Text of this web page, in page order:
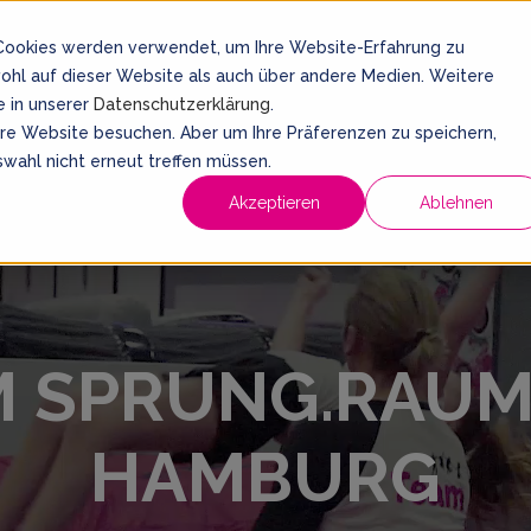
werden verwendet, um Ihre Website-Erfahrung zu
auf dieser Website als auch über andere Medien. Weitere
in unserer Datenschutzerklärung.
Website besuchen. Aber um Ihre Präferenzen zu speichern,
nicht erneut treffen müssen.
Akzeptieren Ablehnen
Hamburg Dein Sprung Ticket
Schulausflug Events Kurse
HAMBURG